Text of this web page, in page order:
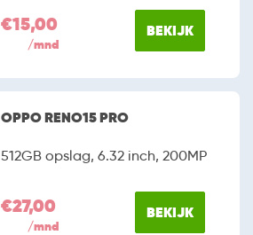
€15,00
/mnd
BEKIJK
OPPO RENO15 PRO
512GB opslag, 6.32 inch, 200MP
€27,00
/mnd
BEKIJK